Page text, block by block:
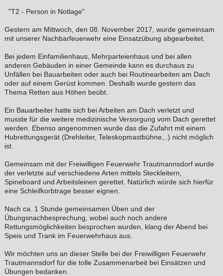
"T2 - Person in Notlage"
Gestern am Mittwoch, den 08. November 2017, wurde gemeinsam
mit unserer Nachbarfeuerwehr eine Einsatzübung abgearbeitet.
Bei jedem Einfamilienhaus, Mehrparteienhaus und bei allen
anderen Gebäuden in einer Gemeinde kann es durchaus zu
Unfällen bei Bauarbeiten oder auch bei Routinearbeiten am Dach
oder auf einem Gerüst kommen. Deshalb wurde gestern das
Thema Retten aus Höhen beübt.
Ein Bauarbeiter hatte sich bei Arbeiten am Dach verletzt und
musste für die weitere medizinische Versorgung vom Dach gerettet
werden. Ebenso angenommen wurde das die Zufahrt mit einem
Hubrettungsgerät (Drehleiter, Teleskopmastbühne,..) nicht möglich
ist.
Gemeinsam mit der Freiwilligen Feuerwehr Trautmannsdorf wurde
der verletzte auf verschiedene Arten mittels Steckleitern,
Spineboard und Arbeitsleinen gerettet. Natürlich würde sich hierfür
eine Schleifkorbtrage besser eignen.
Nach ca. 1 Stunde gemeinsamen Üben und der
Übungsnachbesprechung, wobei auch noch andere
Rettungsmöglichkeiten besprochen wurden, klang der Abend bei
Speis und Trank im Feuerwehrhaus aus.
Wir möchten uns an dieser Stelle bei der Freiwilligen Feuerwehr
Trautmannsdorf für die tolle Zusammenarbeit bei Einsätzen und
Übungen bedanken.